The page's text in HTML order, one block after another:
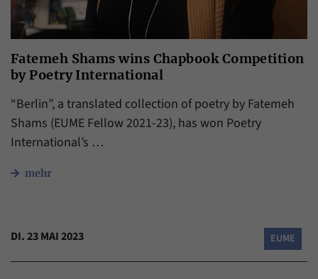
Fatemeh Shams wins Chapbook Competition
by Poetry International
“Berlin”, a translated collection of poetry by Fatemeh
Shams (EUME Fellow 2021-23), has won Poetry
International’s …
mehr
DI. 23 MAI 2023 EUME